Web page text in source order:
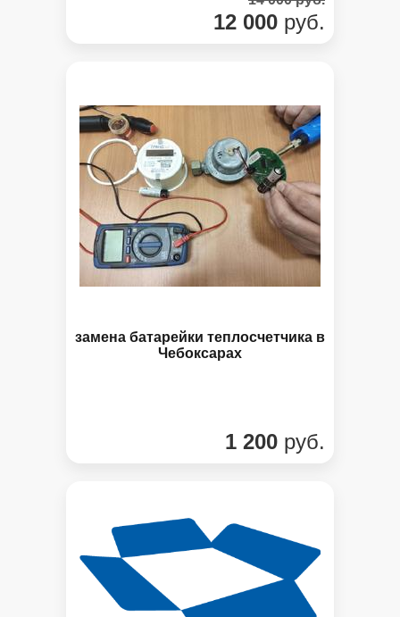
12 000 руб.
замена батарейки теплосчетчика в
Чебоксарах
1 200 руб.